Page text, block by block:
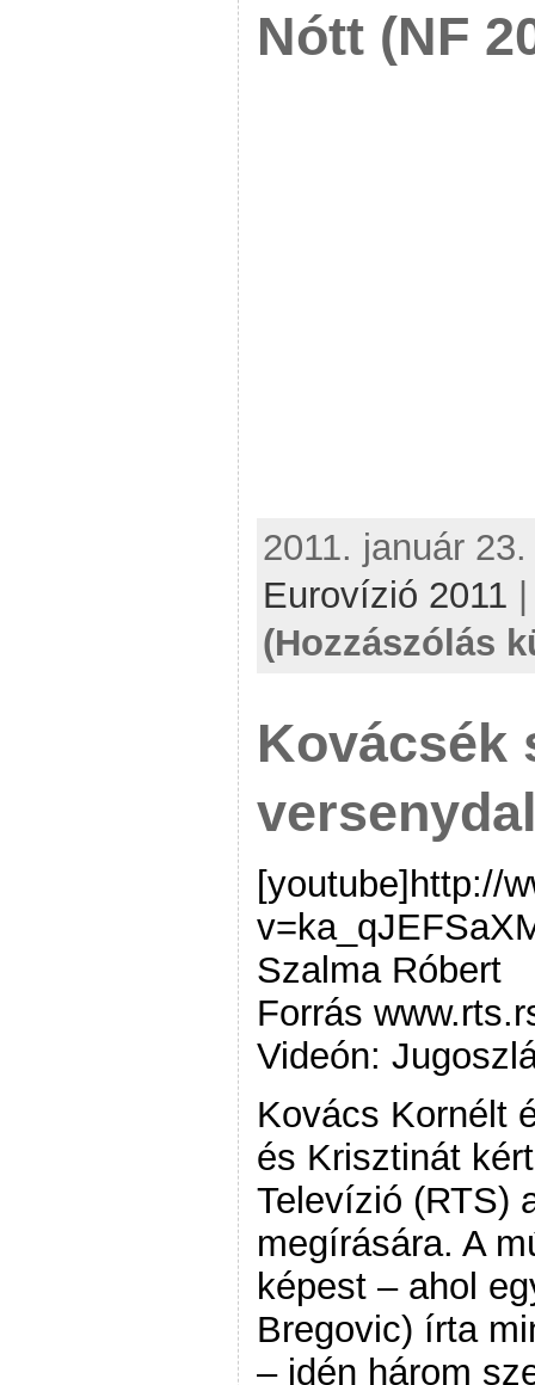
Nótt (NF
2011. január
Eurovízió 2011
(Hozzászólás
Kovácsék
[youtube]http://
Szalma Róbert
Forrás
Videón:
Kovács Kornélt
és Krisztinát
Televízió (RTS)
megírására. A
képest – ahol
Bregovic) írta
– idén három